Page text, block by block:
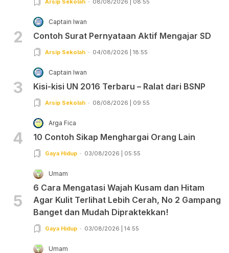
2
Captain Iwan
Contoh Surat Pernyataan Aktif Mengajar SD
Arsip Sekolah 04/08/2026 | 18:55
3
Captain Iwan
Kisi-kisi UN 2016 Terbaru – Ralat dari BSNP
Arsip Sekolah 08/08/2026 | 09:55
4
Arga Fica
10 Contoh Sikap Menghargai Orang Lain
Gaya Hidup 03/08/2026 | 05:55
5
Umam
6 Cara Mengatasi Wajah Kusam dan Hitam
Agar Kulit Terlihat Lebih Cerah, No 2 Gampang
Banget dan Mudah Dipraktekkan!
Gaya Hidup 03/08/2026 | 14:55
Umam